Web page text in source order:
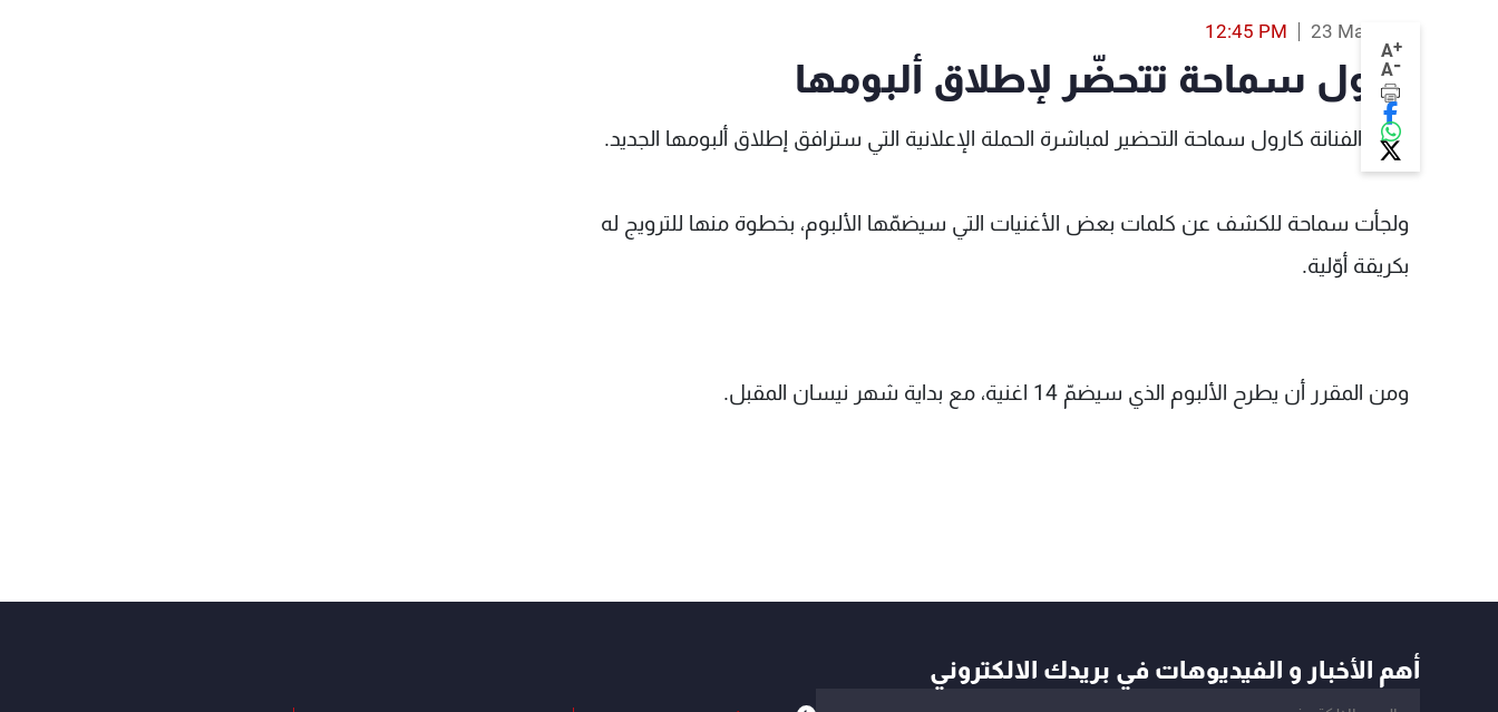
A+
A-
23 Mar 2016
12:45 PM
كارول سماحة تتحضّر لإطلاق ألبومها
بدأت الفنانة كارول سماحة التحضير لمباشرة الحملة الإعلانية التي سترافق إطلاق ألبومها الجديد.
ولجأت سماحة للكشف عن كلمات بعض الأغنيات التي سيضمّها الألبوم، بخطوة منها للترويج له
بكريقة أوّلية.
ومن المقرر أن يطرح الألبوم الذي سيضمّ 14 اغنية، مع بداية شهر نيسان المقبل.
أهم الأخبار و الفيديوهات في بريدك الالكتروني